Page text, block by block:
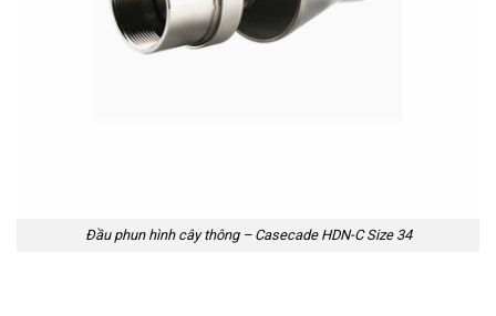
Đầu phun hình cây thông – Casecade HDN-C Size 34